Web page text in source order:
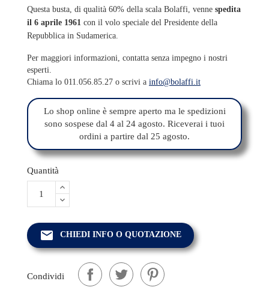
Questa busta, di qualità 60% della scala Bolaffi, venne spedita
il 6 aprile 1961 con il volo speciale del Presidente della
Repubblica in Sudamerica.
Per maggiori informazioni, contatta senza impegno i nostri
esperti.
Chiama lo 011.056.85.27 o scrivi a info@bolaffi.it
Lo shop online è sempre aperto ma le spedizioni
sono sospese dal 4 al 24 agosto. Riceverai i tuoi
ordini a partire dal 25 agosto.
Quantità
email CHIEDI INFO O QUOTAZIONE
Condividi